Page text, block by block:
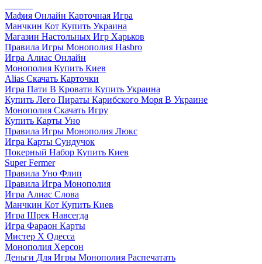
Мафия Онлайн Карточная Игра
Манчкин Кот Купить Украина
Магазин Настольных Игр Харьков
Правила Игры Монополия Hasbro
Игра Алиас Онлайн
Монополия Купить Киев
Alias Скачать Карточки
Игра Пати В Кровати Купить Украина
Купить Лего Пираты Карибского Моря В Украине
Монополия Скачать Игру
Купить Карты Уно
Правила Игры Монополия Люкс
Игра Карты Сундучок
Покерный Набор Купить Киев
Super Fermer
Правила Уно Флип
Правила Игра Монополия
Игра Алиас Слова
Манчкин Кот Купить Киев
Игра Шрек Навсегда
Игра Фараон Карты
Мистер Х Одесса
Монополия Херсон
Деньги Для Игры Монополия Распечатать